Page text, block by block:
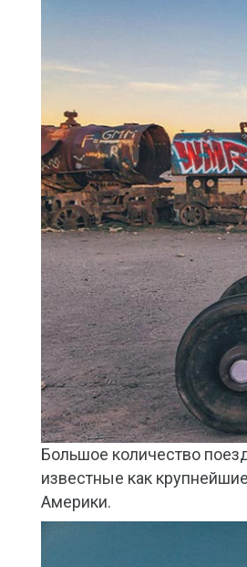
Большое количество
известные как
Америки.